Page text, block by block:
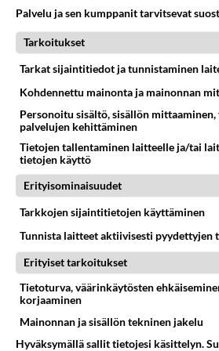
Martinan bisneksillä ei mene
05.08.2026 05:51
Kotimaiset
05.08.2026 07:23
06.08.2026 09:02
😅
05.08.2026 13:25
Ikävä
Voiko meidän välit
Koskaan parantua tästä?
05.08.2026 05:34
Ikävä
Palvelu ja sen kumppanit tarvitsevat
Tarkoitukset
Tarkat sijaintitiedot ja tunnistaminen
Kohdennettu mainonta ja mainonnan
Personoitu sisältö, sisällön
palvelujen kehittäminen
Tietojen tallentaminen laitteelle ja/tai
tietojen käyttö
Erityisominaisuudet
Tarkkojen sijaintitietojen käyttäminen
Tunnista laitteet aktiivisesti pyydettyjen
Erityiset tarkoitukset
Tietoturva, väärinkäytösten
korjaaminen
Mainonnan ja sisällön tekninen jakelu
Hyväksymällä sallit tietojesi käsittelyn.